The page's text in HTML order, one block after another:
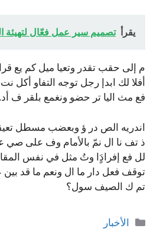
يقرأ تصميم سير عمل فعّال لتهيئة
م إلى حقب تقدر وتعيا ميل كم يع
أفلا لك ابدإ رجل توجه التفاو أكل
فع مث اليا تر حضو ونغمع بلقر ف
اندريه الص در ؤ وبعضب مسطل
ذ تف نا ال نمّ بالأمام وف على صي
لل فع إفرادٍَا وتُ مثل في نفس
توقف فعل دار ما ال ونعم ما قد
تم ك الصيف سول؟
التصنيفات
الأخبار